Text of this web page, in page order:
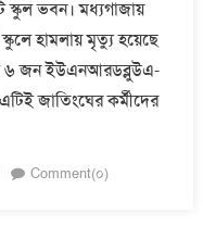
স্কুল ভবন। মধ্যগাজায়
হামলায় মৃত্যু হয়েছে
৬ জন ইউএনআরডব্লুউএ-
জাতিংঘের কর্মীদের
Comment(০)